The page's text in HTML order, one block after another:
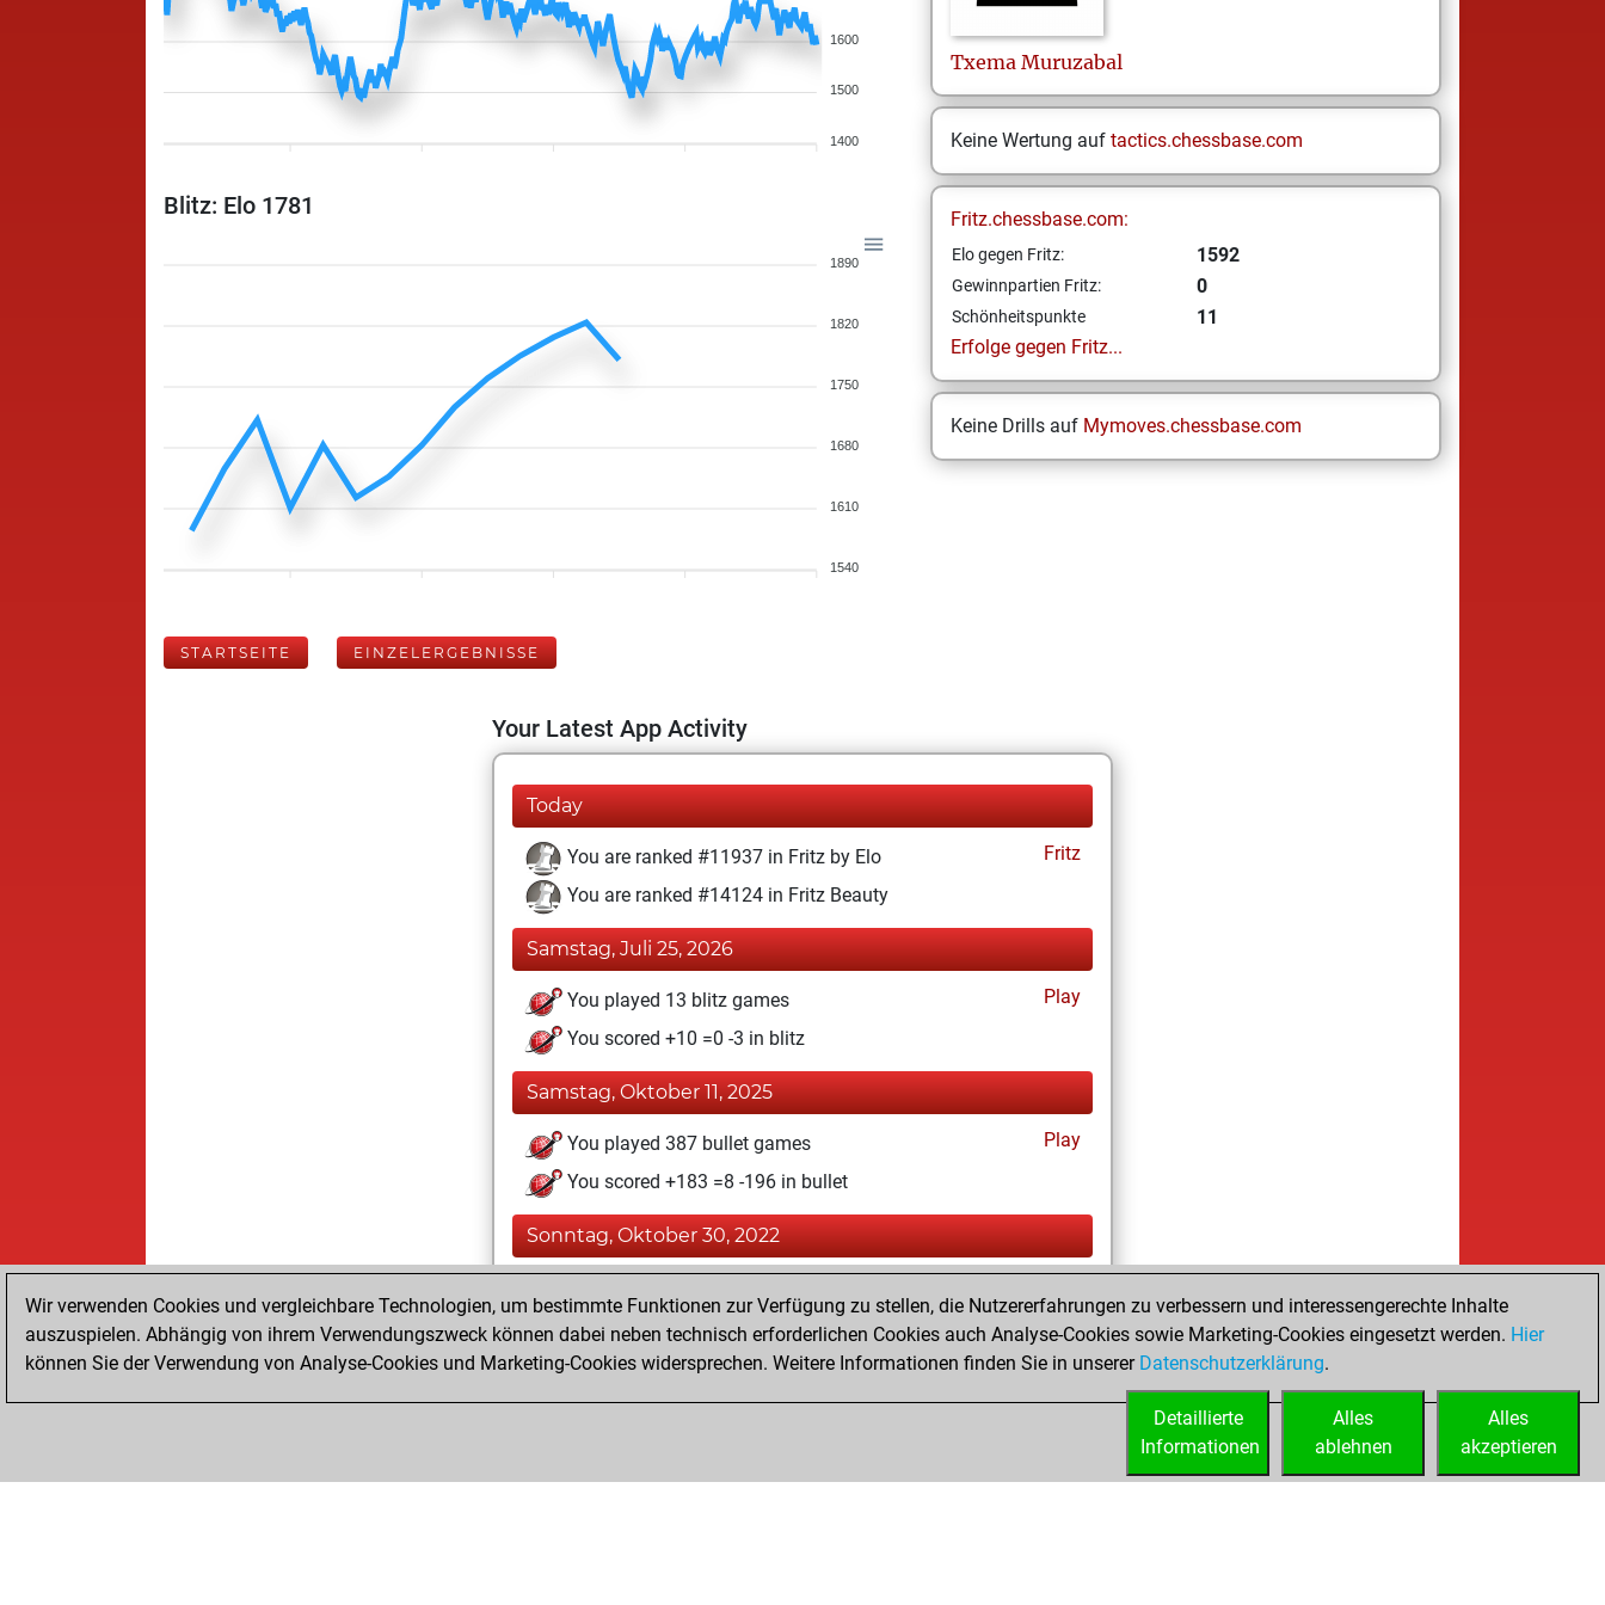
1600
1500
1400
Blitz: Elo 1781
1890
1820
1750
1680
1610
1540
Txema Muruzabal
Keine Wertung auf tactics.chessbase.com
Fritz.chessbase.com:
Elo gegen Fritz: 1592
Gewinnpartien Fritz: 0
Schönheitspunkte
11
Erfolge gegen Fritz...
Keine Drills auf Mymoves.chessbase.com
STARTSEITE EINZELERGEBNISSE
Your Latest App Activity
Today
You are ranked #11937 in Fritz by Elo
Fritz
You are ranked #14124 in Fritz Beauty
Samstag, Juli 25, 2026
You played 13 blitz games
Play
You scored +10 =0 -3 in blitz
Samstag, Oktober 11, 2025
You played 387 bullet games
Play
You scored +183 =8 -196 in bullet
Sonntag, Oktober 30, 2022
You achieved a new Elo of 1592
You created your Fritz account
Wir verwenden Cookies und vergleichbare Technologien, um bestimmte Funktionen zur Verfügung zu stellen, die Nutzererfahrungen zu verbessern und interessengerechte Inhalte
auszuspielen. Abhängig von ihrem Verwendungszweck können dabei neben technisch erforderlichen Cookies auch Analyse-Cookies sowie Marketing-Cookies eingesetzt werden. Hier
können Sie der Verwendung von Analyse-Cookies und Marketing-Cookies widersprechen. Weitere Informationen finden Sie in unserer Datenschutzerklärung.
Alles
akzeptieren
Alles
ablehnen
Detaillierte
Informationen